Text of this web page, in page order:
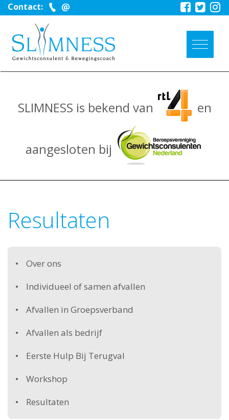
Contact:
SLIMNESS is bekend van en
aangesloten bij
Resultaten
Over ons
Individueel of samen afvallen
Afvallen in Groepsverband
Afvallen als bedrijf
Eerste Hulp Bij Terugval
Workshop
Resultaten